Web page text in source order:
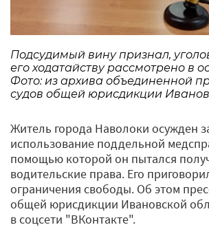
Подсудимый вину признал,
его ходатайству рассмотрено в
Фото: из архива объединенной
судов общей юрисдикции
Житель города Наволоки осужден
использование поддельной
помощью которой он пытался
водительские права. Его
ограничения свободы. Об этом
общей юрисдикции Ивановской
в соцсети "ВКонтакте".